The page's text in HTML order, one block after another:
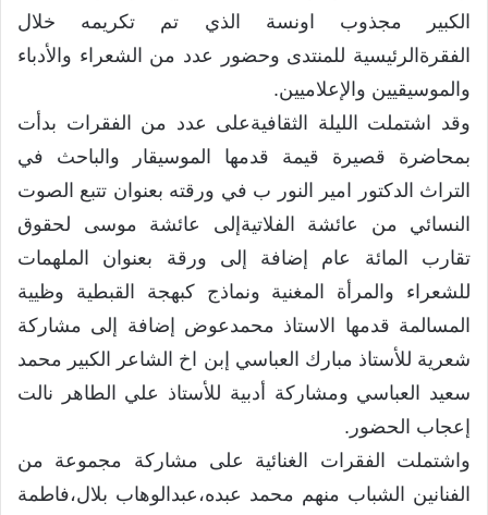
الكبير مجذوب اونسة الذي تم تكريمه خلال
الفقرةالرئيسية للمنتدى وحضور عدد من الشعراء والأدباء
والموسيقيين والإعلاميين.
وقد اشتملت الليلة الثقافيةعلى عدد من الفقرات بدأت
بمحاضرة قصيرة قيمة قدمها الموسيقار والباحث في
التراث الدكتور امير النور ب في ورقته بعنوان تتبع الصوت
النسائي من عائشة الفلاتيةإلى عائشة موسى لحقوق
تقارب المائة عام إضافة إلى ورقة بعنوان الملهمات
للشعراء والمرأة المغنية ونماذج كبهجة القبطية وظيية
المسالمة قدمها الاستاذ محمدعوض إضافة إلى مشاركة
شعرية للأستاذ مبارك العباسي إبن اخ الشاعر الكبير محمد
سعيد العباسي ومشاركة أدبية للأستاذ علي الطاهر نالت
إعجاب الحضور.
واشتملت الفقرات الغنائية على مشاركة مجموعة من
الفنانين الشباب منهم محمد عبده،عبدالوهاب بلال،فاطمة